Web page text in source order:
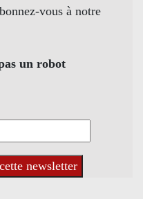
vous à notre
un robot